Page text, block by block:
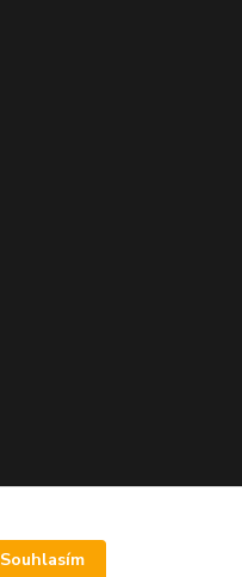
Souhlasím